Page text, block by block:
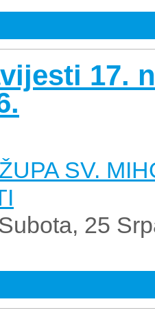
17.
ŽUPA SV.
25